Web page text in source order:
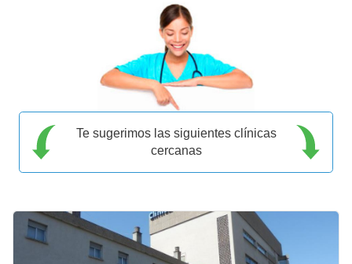
Te sugerimos las siguientes clínicas
cercanas